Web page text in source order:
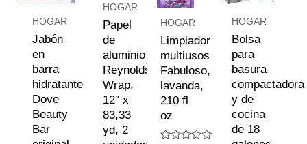
rollos
HOGAR
Jabón
en
barra
hidratante
Dove
Beauty
Bar
HOGAR
Papel
de
aluminio
Reynolds
Wrap,
12″ x
83,33
yd, 2
HOGAR
Limpiador
multiusos
Fabuloso,
lavanda,
210 fl
oz
HOGAR
Bolsa
para
basura
compactadora
y de
cocina
de 18